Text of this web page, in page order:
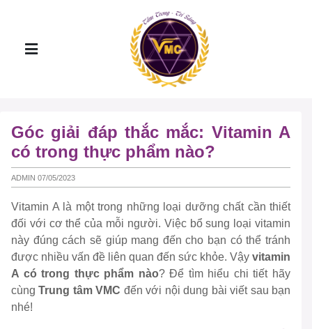
Góc giải đáp thắc mắc: Vitamin A
có trong thực phẩm nào?
ADMIN 07/05/2023
Vitamin A là một trong những loại dưỡng chất cần thiết
đối với cơ thể của mỗi người. Việc bổ sung loại vitamin
này đúng cách sẽ giúp mang đến cho bạn có thể tránh
được nhiều vấn đề liên quan đến sức khỏe. Vậy vitamin
A có trong thực phẩm nào? Để tìm hiểu chi tiết hãy
cùngTrung tâm VMC đến với nội dung bài viết sau bạn
nhé!